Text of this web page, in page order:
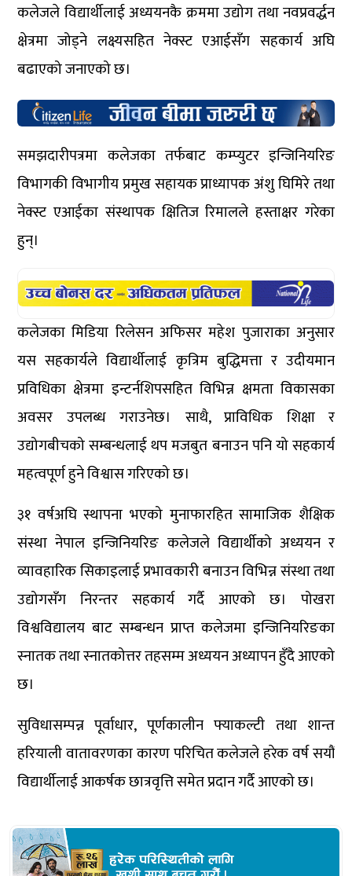
कलेजले विद्यार्थीलाई अध्ययनकै क्रममा उद्योग तथा नवप्रवर्द्धन
क्षेत्रमा जोड्ने लक्ष्यसहित नेक्स्ट एआईसँग सहकार्य अघि
बढाएको जनाएको छ।
समझदारीपत्रमा कलेजका तर्फबाट कम्प्युटर इन्जिनियरिङ
विभागकी विभागीय प्रमुख सहायक प्राध्यापक अंशु घिमिरे तथा
नेक्स्ट एआईका संस्थापक क्षितिज रिमालले हस्ताक्षर गरेका
हुन्।
कलेजका मिडिया रिलेसन अफिसर महेश पुजाराका अनुसार
यस सहकार्यले विद्यार्थीलाई कृत्रिम बुद्धिमत्ता र उदीयमान
प्रविधिका क्षेत्रमा इन्टर्नशिपसहित विभिन्न क्षमता विकासका
अवसर उपलब्ध गराउनेछ। साथै, प्राविधिक शिक्षा र
उद्योगबीचको सम्बन्धलाई थप मजबुत बनाउन पनि यो सहकार्य
महत्वपूर्ण हुने विश्वास गरिएको छ।
३१ वर्षअघि स्थापना भएको मुनाफारहित सामाजिक शैक्षिक
संस्था नेपाल इन्जिनियरिङ कलेजले विद्यार्थीको अध्ययन र
व्यावहारिक सिकाइलाई प्रभावकारी बनाउन विभिन्न संस्था तथा
उद्योगसँग निरन्तर सहकार्य गर्दै आएको छ। पोखरा
विश्वविद्यालय बाट सम्बन्धन प्राप्त कलेजमा इन्जिनियरिङका
स्नातक तथा स्नातकोत्तर तहसम्म अध्ययन अध्यापन हुँदै आएको
छ।
सुविधासम्पन्न पूर्वाधार, पूर्णकालीन फ्याकल्टी तथा शान्त
हरियाली वातावरणका कारण परिचित कलेजले हरेक वर्ष सयौं
विद्यार्थीलाई आकर्षक छात्रवृत्ति समेत प्रदान गर्दै आएको छ।